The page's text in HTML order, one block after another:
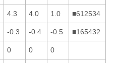
4.3 4.0 1.0 ■612534
-0.3 -0.4 -0.5 ■165432
0 0 0